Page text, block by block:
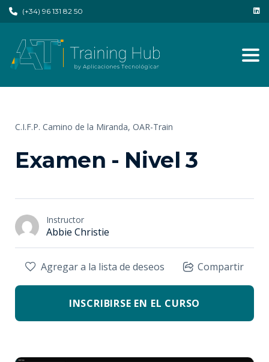
(+34) 96 131 82 50
C.I.F.P. Camino de la Miranda, OAR-Train
Examen - Nivel 3
Instructor
Abbie Christie
Agregar a la lista de deseos Compartir
INSCRIBIRSE EN EL CURSO